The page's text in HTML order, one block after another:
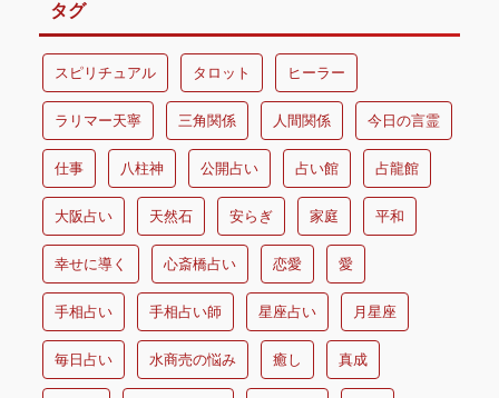
タグ
スピリチュアル タロット ヒーラー
ラリマー天寧 三角関係 人間関係 今日の言霊
仕事 八柱神 公開占い 占い館 占龍館
大阪占い 天然石 安らぎ 家庭 平和
幸せに導く 心斎橋占い 恋愛 愛
手相占い 手相占い師 星座占い 月星座
毎日占い 水商売の悩み 癒し 真成